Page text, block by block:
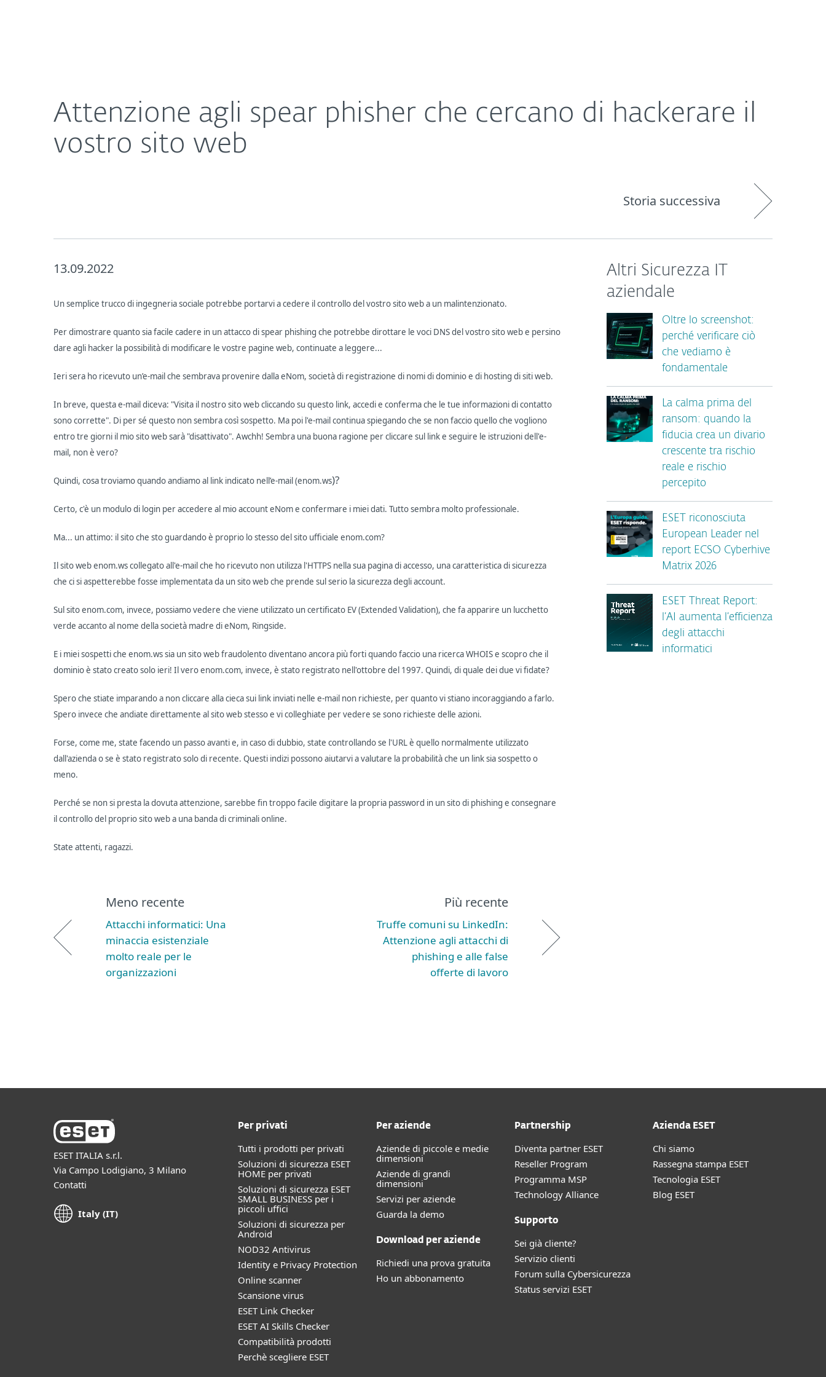
Attenzione agli spear phisher che cercano di hackerare il
vostro sito web
Storia successiva
13.09.2022
Un semplice trucco di ingegneria sociale potrebbe portarvi a cedere il controllo del vostro sito web a un malintenzionato.
Per dimostrare quanto sia facile cadere in un attacco di spear phishing che potrebbe dirottare le voci DNS del vostro sito web e persino
dare agli hacker la possibilità di modificare le vostre pagine web, continuate a leggere...
Ieri sera ho ricevuto un’e-mail che sembrava provenire dalla eNom, società di registrazione di nomi di dominio e di hosting di siti web.
In breve, questa e-mail diceva: "Visita il nostro sito web cliccando su questo link, accedi e conferma che le tue informazioni di contatto
sono corrette". Di per sé questo non sembra così sospetto. Ma poi l'e-mail continua spiegando che se non faccio quello che vogliono
entro tre giorni il mio sito web sarà "disattivato". Awchh! Sembra una buona ragione per cliccare sul link e seguire le istruzioni dell'e-
mail, non è vero?
Quindi, cosa troviamo quando andiamo al link indicato nell’e-mail (enom.ws)?
Certo, c'è un modulo di login per accedere al mio account eNom e confermare i miei dati. Tutto sembra molto professionale.
Ma... un attimo: il sito che sto guardando è proprio lo stesso del sito ufficiale enom.com?
Il sito web enom.ws collegato all'e-mail che ho ricevuto non utilizza l'HTTPS nella sua pagina di accesso, una caratteristica di sicurezza
che ci si aspetterebbe fosse implementata da un sito web che prende sul serio la sicurezza degli account.
Sul sito enom.com, invece, possiamo vedere che viene utilizzato un certificato EV (Extended Validation), che fa apparire un lucchetto
verde accanto al nome della società madre di eNom, Ringside.
E i miei sospetti che enom.ws sia un sito web fraudolento diventano ancora più forti quando faccio una ricerca WHOIS e scopro che il
dominio è stato creato solo ieri! Il vero enom.com, invece, è stato registrato nell'ottobre del 1997. Quindi, di quale dei due vi fidate?
Spero che stiate imparando a non cliccare alla cieca sui link inviati nelle e-mail non richieste, per quanto vi stiano incoraggiando a farlo.
Spero invece che andiate direttamente al sito web stesso e vi colleghiate per vedere se sono richieste delle azioni.
Forse, come me, state facendo un passo avanti e, in caso di dubbio, state controllando se l'URL è quello normalmente utilizzato
dall'azienda o se è stato registrato solo di recente. Questi indizi possono aiutarvi a valutare la probabilità che un link sia sospetto o
meno.
Perché se non si presta la dovuta attenzione, sarebbe fin troppo facile digitare la propria password in un sito di phishing e consegnare
il controllo del proprio sito web a una banda di criminali online.
State attenti, ragazzi.
Meno recente
Attacchi informatici: Una
minaccia esistenziale
molto reale per le
organizzazioni
Più recente
Truffe comuni su LinkedIn:
Attenzione agli attacchi di
phishing e alle false
offerte di lavoro
Altri Sicurezza IT
aziendale
Oltre lo screenshot:
perché verificare ciò
che vediamo è
fondamentale
La calma prima del
ransom: quando la
fiducia crea un divario
crescente tra rischio
reale e rischio
percepito
ESET riconosciuta
European Leader nel
report ECSO Cyberhive
Matrix 2026
ESET Threat Report:
l’AI aumenta l’efficienza
degli attacchi
informatici
ESET ITALIA s.r.l.
Via Campo Lodigiano, 3 Milano
Contatti
Italy (IT)
Per privati
Tutti i prodotti per privati
Soluzioni di sicurezza ESET
HOME per privati
Soluzioni di sicurezza ESET
SMALL BUSINESS per i
piccoli uffici
Soluzioni di sicurezza per
Android
NOD32 Antivirus
Identity e Privacy Protection
Online scanner
Scansione virus
ESET Link Checker
ESET AI Skills Checker
Compatibilità prodotti
Perchè scegliere ESET
Per aziende
Aziende di piccole e medie
dimensioni
Aziende di grandi
dimensioni
Servizi per aziende
Guarda la demo
Download per aziende
Richiedi una prova gratuita
Ho un abbonamento
Partnership
Diventa partner ESET
Reseller Program
Programma MSP
Technology Alliance
Supporto
Sei già cliente?
Servizio clienti
Forum sulla Cybersicurezza
Status servizi ESET
Azienda ESET
Chi siamo
Rassegna stampa ESET
Tecnologia ESET
Blog ESET